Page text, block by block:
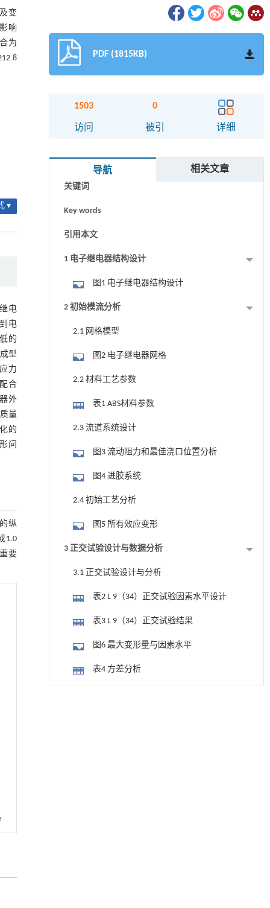
变
响
为
8
▾
电
电
的
型
力
合
外
量
的
问
纵
1.0
要
PDF (1815KB)
1503
访问
0
被引 详细
导航 相关文章
关键词
Key words
引用本文
1 电子继电器结构设计
图1 电子继电器结构设计
2 初始模流分析
2.1 网格模型
图2 电子继电器网格
2.2 材料工艺参数
表1 ABS材料参数
2.3 流道系统设计
图3 流动阻力和最佳浇口位置分析
图4 进胶系统
2.4 初始工艺分析
图5 所有效应变形
3 正交试验设计与数据分析
3.1 正交试验设计与分析
表2 L 9（34）正交试验因素水平设计
表3 L 9（34）正交试验结果
图6 最大变形量与因素水平
表4 方差分析